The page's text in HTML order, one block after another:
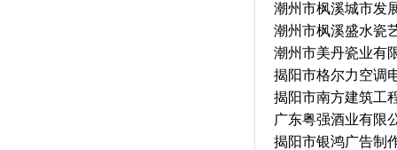
潮州市枫溪城市发
潮州市枫溪盛水瓷
潮州市美丹瓷业有
揭阳市格尔力空调
揭阳市南方建筑工
广东粤强酒业有限
揭阳市银鸿广告制